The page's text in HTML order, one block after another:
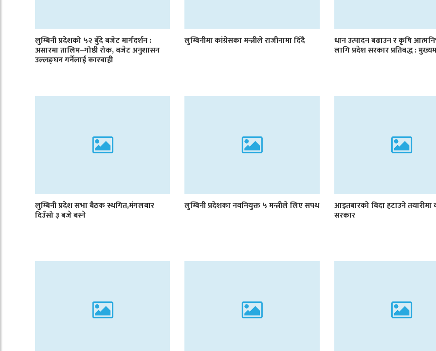
लुम्बिनी प्रदेशको ५२ बुँदे बजेट मार्गदर्शन :
असारमा तालिम–गोष्ठी रोक, बजेट अनुशासन
उल्लङ्घन गर्नेलाई कारबाही
लुम्बिनीमा कांग्रेसका मन्त्रीले राजीनामा दिँदै धान उत्पादन बढाउन र कृषि
लागि प्रदेश सरकार प्रतिबद्ध :
लुम्बिनी प्रदेश सभा बैठक स्थगित,मंगलबार
दिउँसो ३ बजे बस्ने
लुम्बिनी प्रदेशका नवनियुक्त ५ मन्त्रीले लिए सपथ आइतबारको बिदा हटाउने तयारीमा
सरकार